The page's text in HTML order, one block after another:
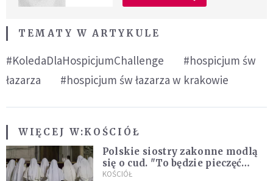
TEMATY W ARTYKULE
#KoledaDlaHospicjumChallenge
#hospicjum św
łazarza
#hospicjum św łazarza w krakowie
WIĘCEJ W:KOŚCIÓŁ
Polskie siostry zakonne modlą
się o cud. "To będzie pieczęć
Pana Boga dla naszej wiary"
KOŚCIÓŁ